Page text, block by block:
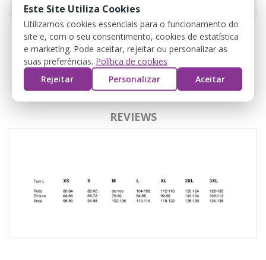
DESCRIPCIÓN
DETALLES DEL PRODUCTO
REVIEWS
Este Site Utiliza Cookies
Utilizamos cookies essenciais para o funcionamento do
site e, com o seu consentimento, cookies de estatística
e marketing. Pode aceitar, rejeitar ou personalizar as
suas preferências. Política de cookies
Rejeitar
Personalizar Aceitar